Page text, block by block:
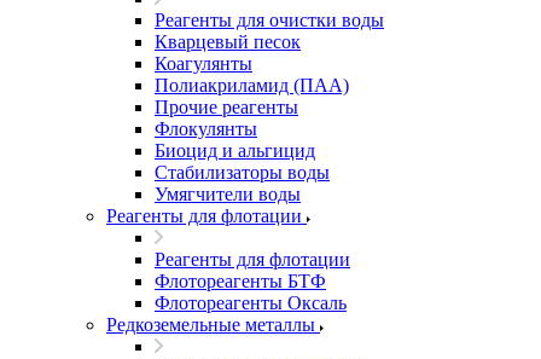
Реагенты для очистки воды
Кварцевый песок
Коагулянты
Полиакриламид (ПАА)
Прочие реагенты
Флокулянты
Биоцид и альгицид
Стабилизаторы воды
Умягчители воды
Реагенты для флотации
Реагенты для флотации
Флотореагенты БТФ
Флотореагенты Оксаль
Редкоземельные металлы